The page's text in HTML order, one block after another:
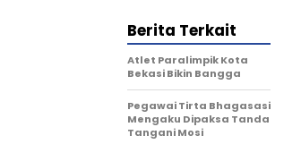
Berita Terkait
Atlet Paralimpik Kota
Bekasi Bikin Bangga
Pegawai Tirta Bhagasasi
Mengaku Dipaksa Tanda
Tangani Mosi